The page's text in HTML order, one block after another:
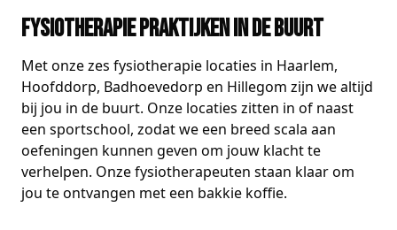
Fysiotherapie praktijken in de buurt
Met onze zes fysiotherapie locaties in Haarlem,
Hoofddorp, Badhoevedorp en Hillegom zijn we altijd
bij jou in de buurt. Onze locaties zitten in of naast
een sportschool, zodat we een breed scala aan
oefeningen kunnen geven om jouw klacht te
verhelpen. Onze fysiotherapeuten staan klaar om
jou te ontvangen met een bakkie koffie.